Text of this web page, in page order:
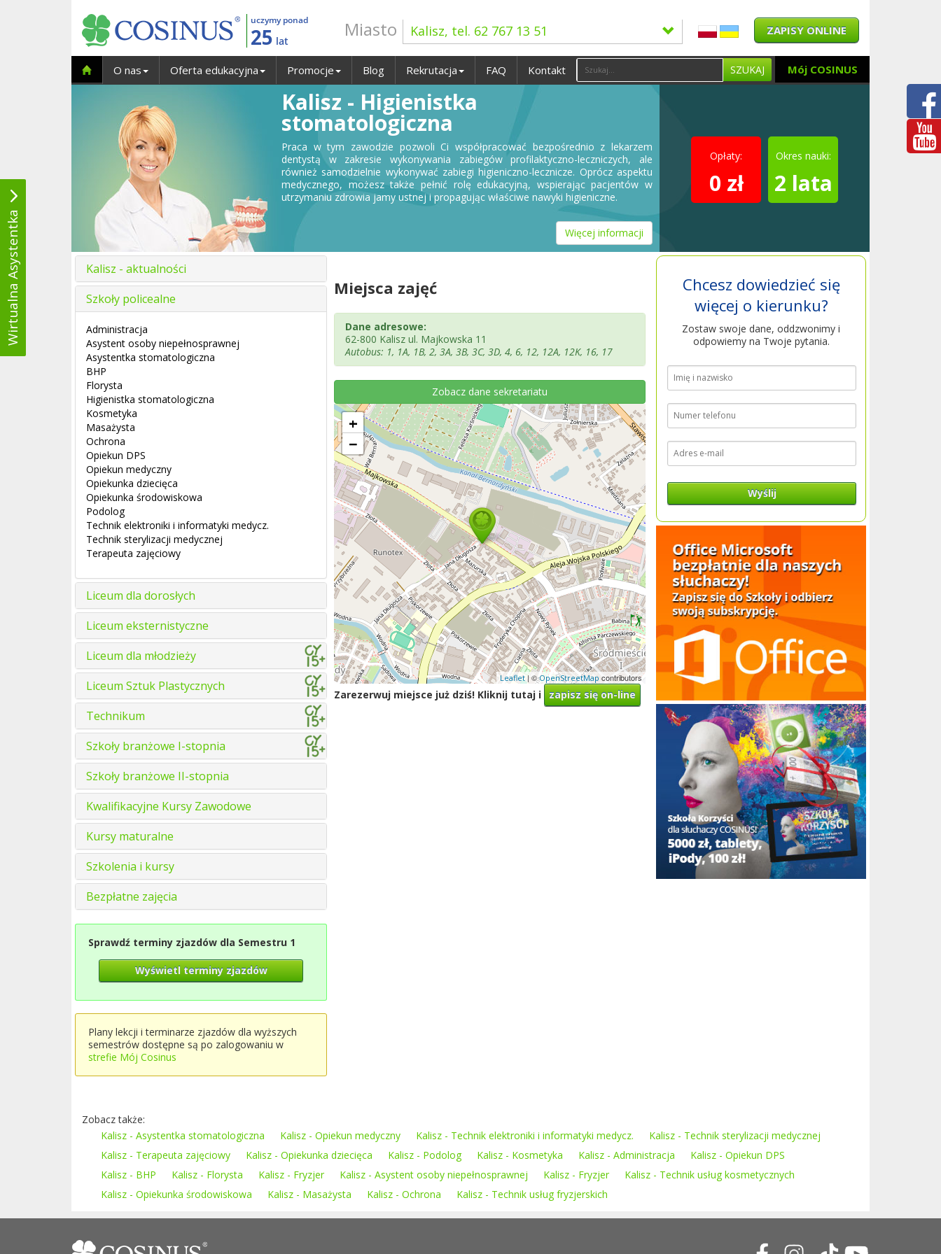
uczymy ponad
25 lat
Miasto Kalisz, tel. 62 767 13 51 ZAPISY ONLINE
Mój COSINUS
O nas Oferta edukacyjna Promocje Blog Rekrutacja FAQ Kontakt SZUKAJ
Kalisz - Higienistka
stomatologiczna
Praca w tym zawodzie pozwoli Ci współpracować bezpośrednio z lekarzem
dentystą w zakresie wykonywania zabiegów profilaktyczno-leczniczych, ale
również samodzielnie wykonywać zabiegi higieniczno-lecznicze. Oprócz aspektu
medycznego, możesz także pełnić rolę edukacyjną, wspierając pacjentów w
utrzymaniu zdrowia jamy ustnej i propagując właściwe nawyki higieniczne.
Więcej informacji
Opłaty:
0 zł
Okres nauki:
2 lata
Kalisz - aktualności
Szkoły policealne
Administracja
Asystent osoby niepełnosprawnej
Asystentka stomatologiczna
BHP
Florysta
Higienistka stomatologiczna
Kosmetyka
Masażysta
Ochrona
Opiekun DPS
Opiekun medyczny
Opiekunka dziecięca
Opiekunka środowiskowa
Podolog
Technik elektroniki i informatyki medycz.
Technik sterylizacji medycznej
Terapeuta zajęciowy
Liceum dla dorosłych
Liceum eksternistyczne
Liceum dla młodzieży
Liceum Sztuk Plastycznych
Technikum
Szkoły branżowe I-stopnia
Szkoły branżowe II-stopnia
Kwalifikacyjne Kursy Zawodowe
Kursy maturalne
Szkolenia i kursy
Bezpłatne zajęcia
Sprawdź terminy zjazdów dla Semestru 1
Wyświetl terminy zjazdów
Plany lekcji i terminarze zjazdów dla wyższych
semestrów dostępne są po zalogowaniu w
strefie Mój Cosinus
Miejsca zajęć
Dane adresowe:
62-800 Kalisz ul. Majkowska 11
Autobus: 1, 1A, 1B, 2, 3A, 3B, 3C, 3D, 4, 6, 12, 12A, 12K, 16, 17
Zobacz dane sekretariatu
+
−
Leaflet| ©OpenStreetMap contributors
Zarezerwuj miejsce już dziś! Kliknij tutaj i zapisz się on-line
Chcesz dowiedzieć się
więcej o kierunku?
Zostaw swoje dane, oddzwonimy i
odpowiemy na Twoje pytania.
Wyślij
Zobacz także:
Kalisz - Asystentka stomatologiczna
Kalisz - Opiekun medyczny Kalisz - Technik elektroniki i informatyki medycz.
Kalisz - Technik sterylizacji medycznej
Kalisz - Terapeuta zajęciowy
Kalisz - Opiekunka dziecięca Kalisz - Podolog Kalisz - Kosmetyka Kalisz - Administracja
Kalisz - Opiekun DPS
Kalisz - BHP
Kalisz - Florysta Kalisz - Fryzjer Kalisz - Asystent osoby niepełnosprawnej Kalisz - Fryzjer
Kalisz - Technik usług kosmetycznych
Kalisz - Opiekunka środowiskowa
Kalisz - Masażysta Kalisz - Ochrona Kalisz - Technik usług fryzjerskich
Wirtualna Asystentka